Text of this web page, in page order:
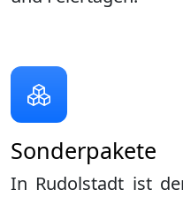
Sonderpakete
In Rudolstadt ist